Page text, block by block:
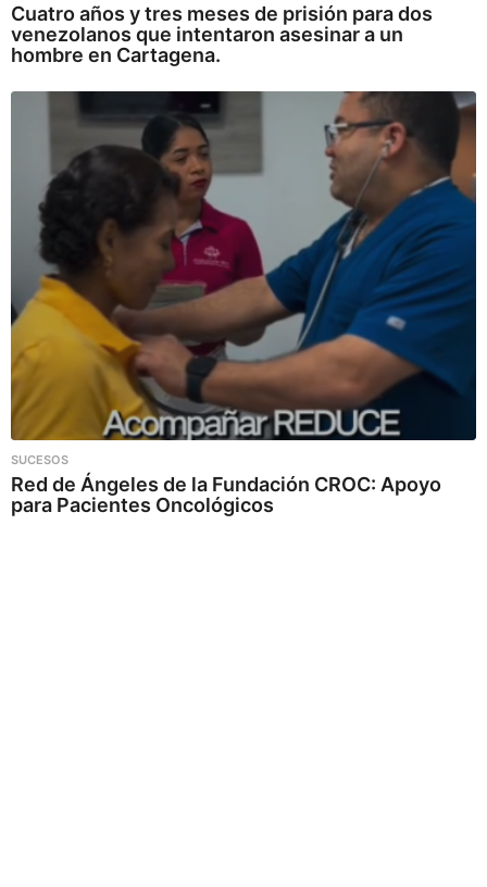
Cuatro años y tres meses de prisión para dos
venezolanos que intentaron asesinar a un
hombre en Cartagena.
SUCESOS
Red de Ángeles de la Fundación CROC: Apoyo
para Pacientes Oncológicos